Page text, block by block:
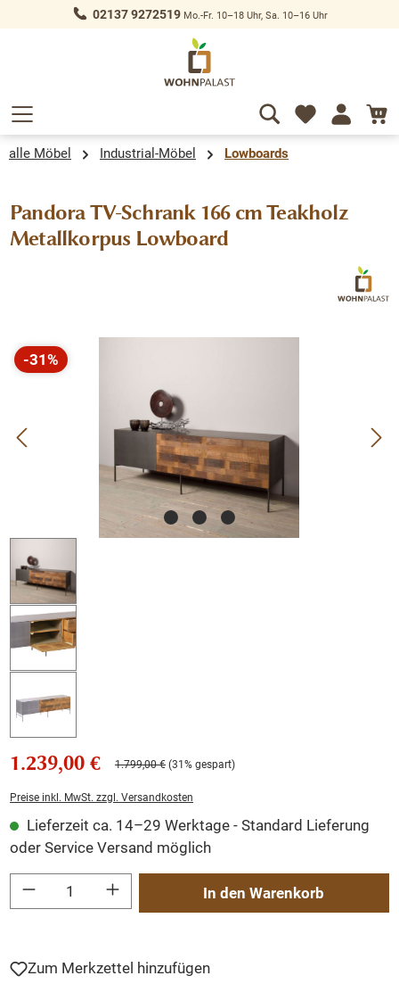
springen 02137 9272519Mo.-Fr. 10–18 Uhr, Sa. 10–16 Uhr
alle Möbel Industrial-Möbel Lowboards
Pandora TV-Schrank 166 cm Teakholz
Metallkorpus Lowboard
Bildergalerie überspringen
-31%
Rabatt
1.239,00 € 1.799,00 € (31% gespart)
Preise inkl. MwSt. zzgl. Versandkosten
Lieferzeit ca. 14–29 Werktage - Standard Lieferung
oder Service Versand möglich
Produkt Anzahl: Gib den gewünschten Wert ein oder benutze die Schaltflächen
In den Warenkorb
Zum Merkzettel hinzufügen